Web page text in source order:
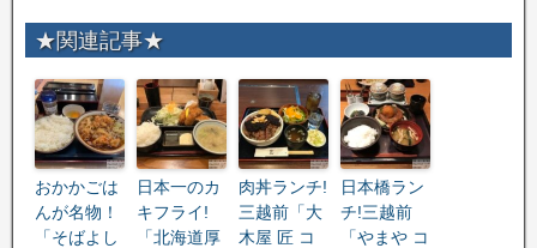
★関連記事★
おかかごは
んが名物！
「そばよし
日本一のカ
キフライ!
「北海道厚
肉丼ランチ!
三越前「大
木屋 匠 コ
日本橋ラン
チ!三越前
「やまや コ